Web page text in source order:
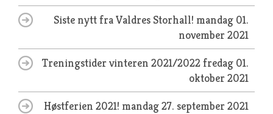
Siste nytt fra Valdres Storhall! mandag 01.
november 2021
Treningstider vinteren 2021/2022fredag 01.
oktober 2021
Høstferien 2021! mandag 27. september 2021